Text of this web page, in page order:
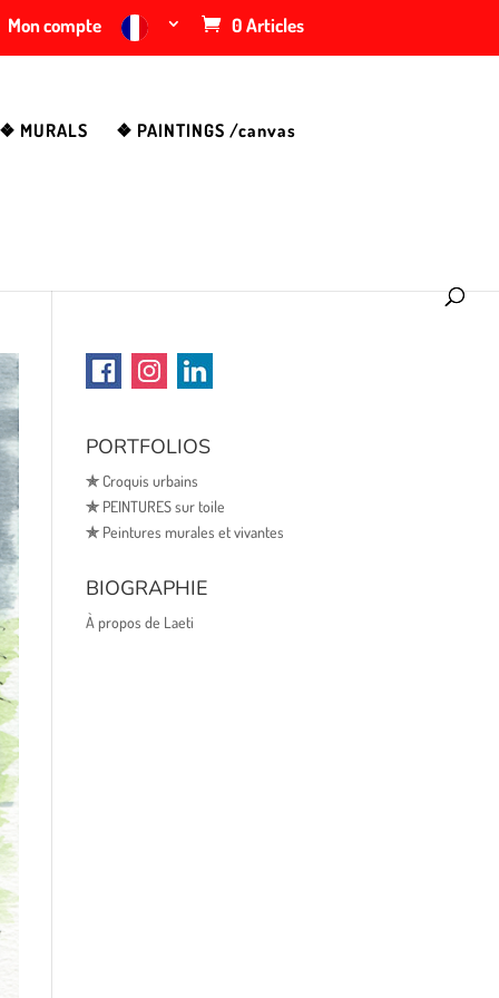
Mon compte 0 Articles
❖ MURALS ❖ PAINTINGS /canvas
PORTFOLIOS
✯Croquis urbains
✯PEINTURES sur toile
✯Peintures murales et vivantes
BIOGRAPHIE
À propos de Laeti